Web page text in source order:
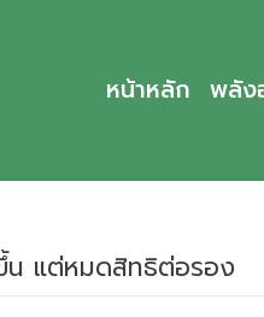
หน้าหลัก พลัง
น แต่หมดสิทธิต่อรอง